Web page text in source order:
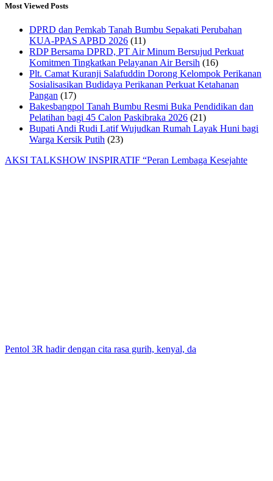
Most Viewed Posts
DPRD dan Pemkab Tanah Bumbu Sepakati Perubahan
KUA-PPAS APBD 2026 (11)
RDP Bersama DPRD, PT Air Minum Bersujud Perkuat
Komitmen Tingkatkan Pelayanan Air Bersih (16)
Plt. Camat Kuranji Salafuddin Dorong Kelompok Perikanan
Sosialisasikan Budidaya Perikanan Perkuat Ketahanan
Pangan (17)
Bakesbangpol Tanah Bumbu Resmi Buka Pendidikan dan
Pelatihan bagi 45 Calon Paskibraka 2026 (21)
Bupati Andi Rudi Latif Wujudkan Rumah Layak Huni bagi
Warga Kersik Putih (23)
AKSI TALKSHOW INSPIRATIF “Peran Lembaga Kesejahte
Pentol 3R hadir dengan cita rasa gurih, kenyal, da